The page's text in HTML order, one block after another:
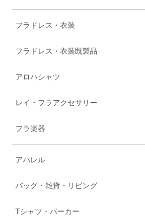
フラドレス・衣装
フラドレス・衣装既製品
アロハシャツ
レイ・フラアクセサリー
フラ楽器
アパレル
バッグ・雑貨・リビング
Tシャツ・パーカー